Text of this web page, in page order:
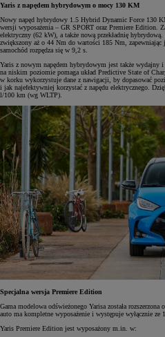
Yaris z napędem hybrydowym o mocy 130 KM
Nowy napęd hybrydowy 1.5 Hybrid Dynamic Force 130
wersji wyposażenia – GR SPORT oraz Premiere Edition.
elektryczny (62 kW), a także nową przekładnię
zwiększony aż o 44 Nm do wartości 185 Nm, zapewniając
samochód rozpędza się w 9,2 s.
Yaris z nowym napędem hybrydowym jest także wydajny
na niskim poziomie pomaga układ Predictive State of
w korku wykorzystuje dane z nawigacji, by dopasować
i jak najefektywniej korzystać z napędu elektrycznego.
l/100 km (wg WLTP).
Specjalna wersja Premiere Edition
Gama modelowa odświeżonego Yarisa została
auto ma kompletne wyposażenie i występuje wyłącznie ze
Yaris Premiere Edition jest wyposażony m.in. w: